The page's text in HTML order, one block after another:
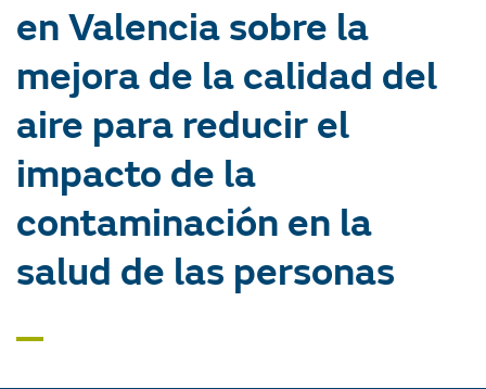
en Valencia sobre la
mejora de la calidad del
aire para reducir el
impacto de la
contaminación en la
salud de las personas